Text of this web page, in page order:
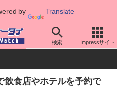
by Translate
検索 Impressサイト
(iOS) アプリ・サービス
食店やホテルを予約で